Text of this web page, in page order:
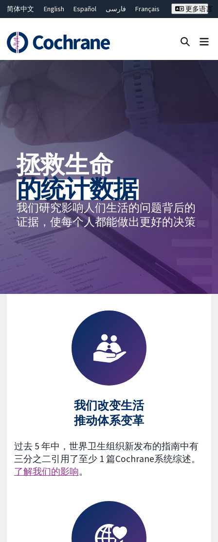
简体中文 English Español فارسی
Français
ไทย
繁體中文
更多语言
拯救生命
的统计数据
我们研究影响人们生活的问题背后的
证据，使每个人都能做出更好的决策
我们改变生活
推动体系变革
过去 5 年中，世界卫生组织新发布的指南中有
三分之二引用了至少 1 篇Cochrane系统综述。
了解我们的影响。